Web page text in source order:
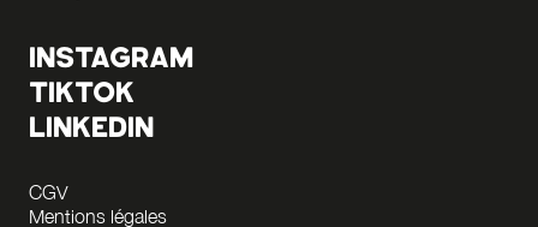
INSTAGRAM
TIKTOK
LINKEDIN
CGV
Mentions légales